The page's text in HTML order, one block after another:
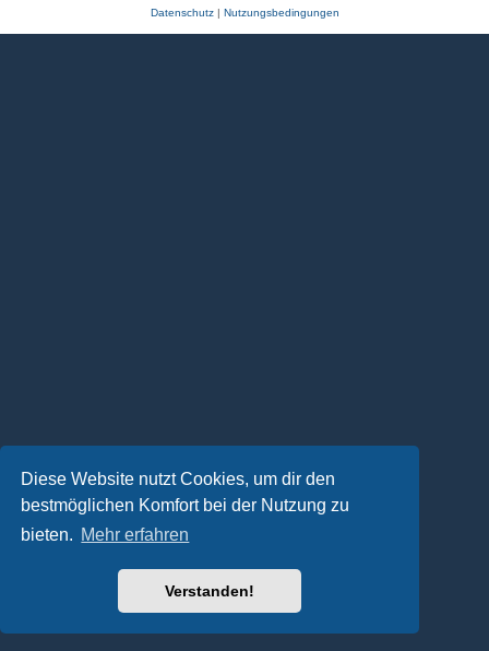
Diese Website nutzt Cookies, um dir den
bestmöglichen Komfort bei der Nutzung zu
bieten. Mehr erfahren
Verstanden!
Datenschutz| Nutzungsbedingungen